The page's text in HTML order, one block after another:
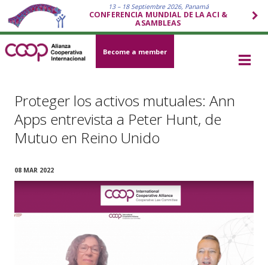
13 – 18 Septiembre 2026, Panamá
CONFERENCIA MUNDIAL DE LA ACI &
ASAMBLEAS
Become a member
Proteger los activos mutuales: Ann
Apps entrevista a Peter Hunt, de
Mutuo en Reino Unido
08 MAR 2022